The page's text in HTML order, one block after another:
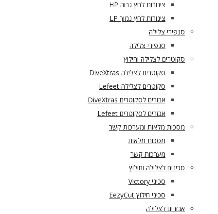
צינורות לחץ גבוה HP
צינורות לחץ נמוך LP
סנפירי צלילה
סנפירי צלילה
סקוטרים לצלילה וחילוץ
סקוטרים לצלילה DiveXtras
סקוטרים לצלילה Lefeet
אבזרים לסקוטרים DiveXtras
אבזרים לסקוטרים Lefeet
מסכות מלאות ומערכות קשר
מסכות מלאות
מערכות קשר
סכינים לצלילה וחילוץ
סכיני Victory
סכיני חילוץ EezyCut
אבזרים לצלילה